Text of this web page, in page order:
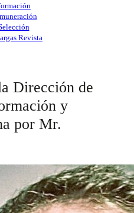
Revista
Dirección de
y
por Mr.